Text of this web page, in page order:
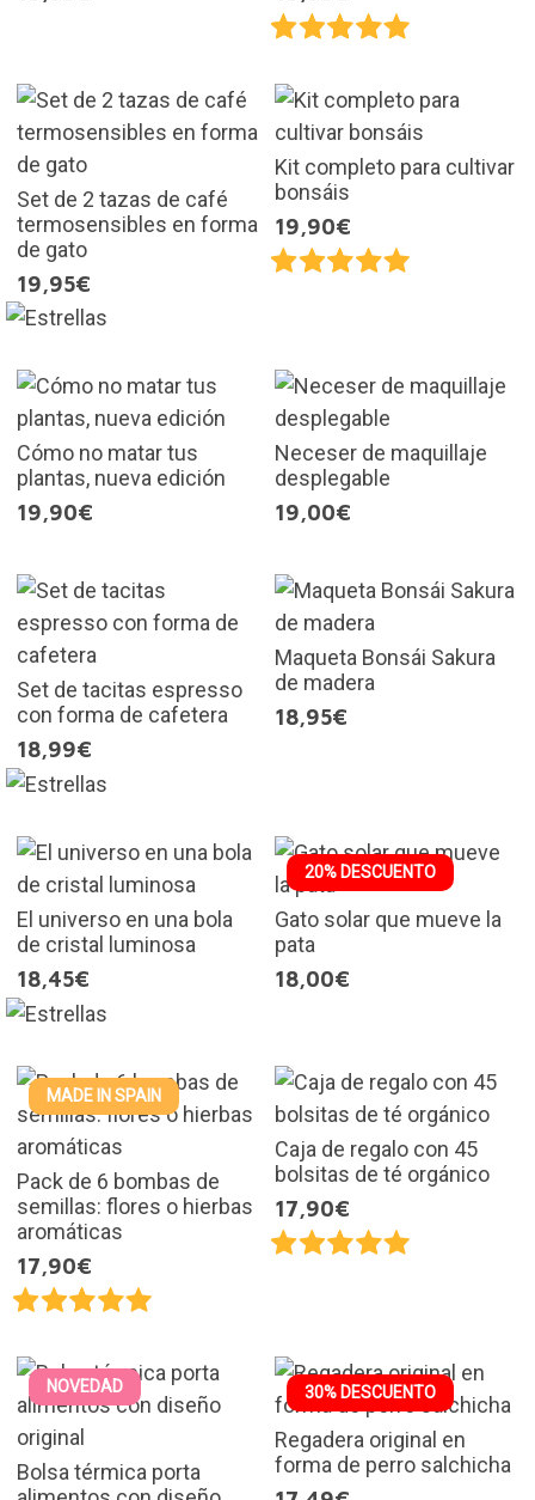
Set de 2 tazas de café
termosensibles en forma
de gato
19,95€
Kit completo para cultivar
bonsáis
19,90€
Cómo no matar tus
plantas, nueva edición
19,90€
Neceser de maquillaje
desplegable
19,00€
Set de tacitas espresso
con forma de cafetera
18,99€
Maqueta Bonsái Sakura
de madera
18,95€
El universo en una bola
de cristal luminosa
18,45€
20% DESCUENTO
Gato solar que mueve la
pata
18,00€
MADE IN SPAIN
Pack de 6 bombas de
semillas: flores o hierbas
aromáticas
17,90€
Caja de regalo con 45
bolsitas de té orgánico
17,90€
NOVEDAD
Bolsa térmica porta
30% DESCUENTO
Regadera original en
forma de perro salchicha